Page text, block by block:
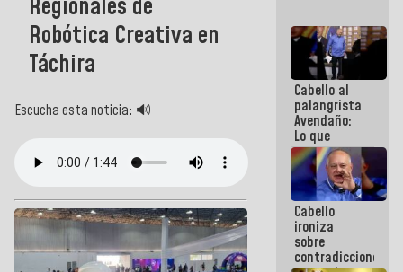
Regionales de
Robótica Creativa en
Táchira
Escucha esta noticia: 🔊
Cabello al
palangrista
Avendaño:
Lo que
vayas a
escribir
hazlo hoy
por que no
sabemos si
la semana
que viene
hay
Cabello
ironiza
sobre
contradicciones